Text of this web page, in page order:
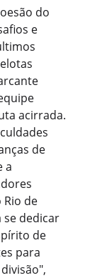
do
e
acirrada.
de
a
de
se dedicar
de
para